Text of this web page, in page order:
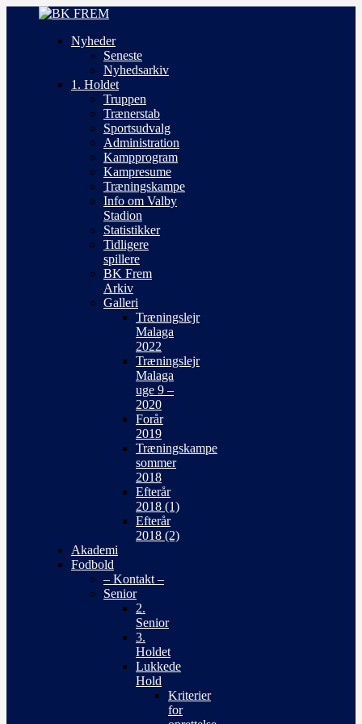
Nyheder
Seneste
Nyhedsarkiv
1. Holdet
Truppen
Trænerstab
Sportsudvalg
Administration
Kampprogram
Kampresume
Træningskampe
Info om Valby
Stadion
Statistikker
Tidligere
spillere
BK Frem
Arkiv
Galleri
Træningslejr
Malaga
2022
Træningslejr
Malaga
uge 9 –
2020
Forår
2019
Træningskampe
sommer
2018
Efterår
2018 (1)
Efterår
2018 (2)
Akademi
Fodbold
– Kontakt –
Senior
2.
Senior
3.
Holdet
Lukkede
Hold
Kriterier
for